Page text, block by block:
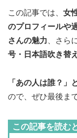
この記事では、 女
のプロフィールや
さんの魅力 、さら
号・日本語吹き替
「あの人は誰？」
ので、ぜひ最後ま
この記事を読む